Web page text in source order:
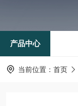
产品中心
当前位置： 首页